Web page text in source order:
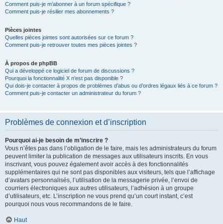
Comment puis-je m’abonner à un forum spécifique ?
Comment puis-je résilier mes abonnements ?
Pièces jointes
Quelles pièces jointes sont autorisées sur ce forum ?
Comment puis-je retrouver toutes mes pièces jointes ?
À propos de phpBB
Qui a développé ce logiciel de forum de discussions ?
Pourquoi la fonctionnalité X n’est pas disponible ?
Qui dois-je contacter à propos de problèmes d’abus ou d’ordres légaux liés à ce forum ?
Comment puis-je contacter un administrateur du forum ?
Problèmes de connexion et d’inscription
Pourquoi ai-je besoin de m’inscrire ?
Vous n’êtes pas dans l’obligation de le faire, mais les administrateurs du forum
peuvent limiter la publication de messages aux utilisateurs inscrits. En vous
inscrivant, vous pouvez également avoir accès à des fonctionnalités
supplémentaires qui ne sont pas disponibles aux visiteurs, tels que l’affichage
d’avatars personnalisés, l’utilisation de la messagerie privée, l’envoi de
courriers électroniques aux autres utilisateurs, l’adhésion à un groupe
d’utilisateurs, etc. L’inscription ne vous prend qu’un court instant, c’est
pourquoi nous vous recommandons de le faire.
Haut